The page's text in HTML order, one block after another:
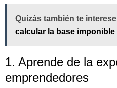
Quizás también te
calcular la base
1. Aprende de la
emprendedores